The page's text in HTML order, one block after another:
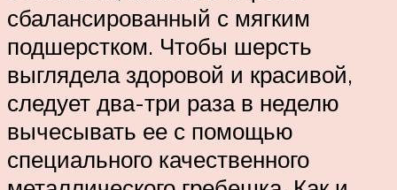
сбалансированный с мягким
подшерстком. Чтобы шерсть
выглядела здоровой и красивой,
следует два-три раза в неделю
вычесывать ее с помощью
специального качественного